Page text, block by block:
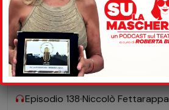
Episodio 138 Niccolò Fettarappa